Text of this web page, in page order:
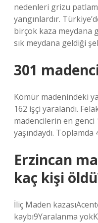
nedenleri grizu
yangınlardır.
birçok kaza meydana
sık meydana geldiği
301
Kömür madenindeki
162 işçi yaralandı.
madencilerin en genci
yaşındaydı. Toplamda
Erzincan
kaç kişi
İliç Maden
kaybı9Yaralanma